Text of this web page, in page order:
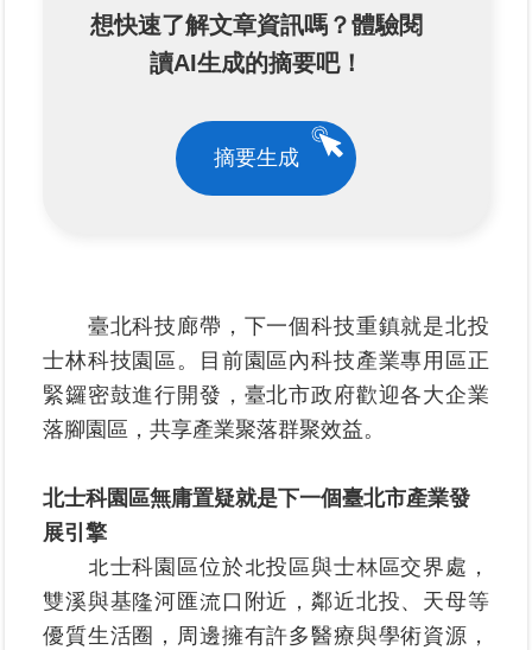
訊
地
政
想快速了解文章資訊嗎？體驗閱
讀AI生成的摘要吧！
摘要生成
臺北科技廊帶，下一個科技重鎮就是北投
士林科技園區。目前園區內科技產業專用區正
緊鑼密鼓進行開發，臺北市政府歡迎各大企業
落腳園區，共享產業聚落群聚效益。
北士科園區無庸置疑就是下一個臺北市產業發
展引擎
北士科園區位於北投區與士林區交界處，
雙溪與基隆河匯流口附近，鄰近北投、天母等
優質生活圈，周邊擁有許多醫療與學術資源，